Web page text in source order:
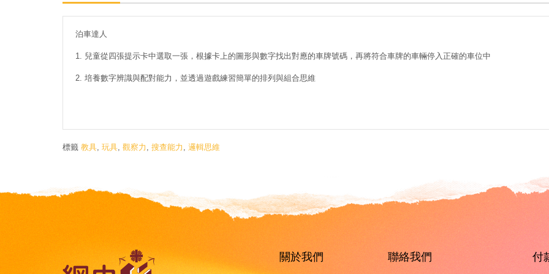
泊車達人
1. 兒童從四張提示卡中選取一張，根據卡上的圖形與數字找出對應的車牌號碼，再將符合車牌的車輛停入正確的車位中
2. 培養數字辨識與配對能力，並透過遊戲練習簡單的排列與組合思維
標籤 教具 玩具 觀察力 搜查能力 邏輯思維
關於我們 聯絡我們 付